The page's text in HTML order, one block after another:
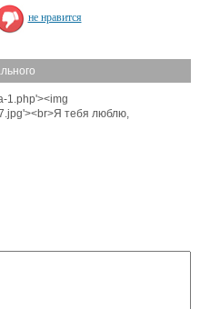
не нравится
1.php'><img
тебя люблю,